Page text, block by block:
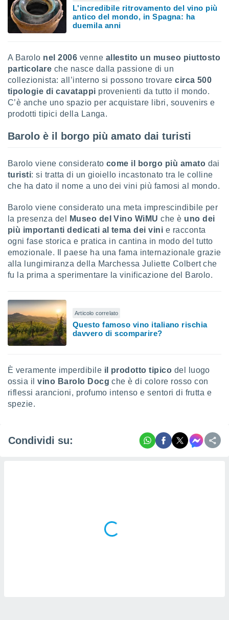
del
delle
dei
nostri
L'incredibile ritrovamento del vino più
antico del mondo, in Spagna: ha
duemila anni
A Barolo nel 2006 venne allestito un museo piuttosto
particolare che nasce dalla passione di un
collezionista: all’interno si possono trovarecirca 500
tipologie di cavatappi provenienti da tutto il mondo.
C’è anche uno spazio per acquistare libri, souvenirs e
prodotti tipici della Langa.
Barolo è il borgo più amato dai turisti
Barolo viene considerato come il borgo più amato dai
turisti: si tratta di un gioiello incastonato tra le colline
che ha dato il nome a uno dei vini più famosi al mondo.
Barolo viene considerato una meta imprescindibile per
la presenza del
Museo del Vino WiMU che è uno dei
più importanti dedicati al tema dei vini e racconta
ogni fase storica e pratica in cantina in modo del tutto
emozionale. Il paese ha una fama internazionale grazie
alla lungimiranza della Marchessa Juliette Colbert che
fu la prima a sperimentare la vinificazione del Barolo.
Articolo correlato
Questo famoso vino italiano rischia
davvero di scomparire?
È veramente imperdibile il prodotto tipico del luogo
ossia ilvino Barolo Docg che è di colore rosso con
riflessi arancioni, profumo intenso e sentori di frutta e
spezie.
Condividi su: